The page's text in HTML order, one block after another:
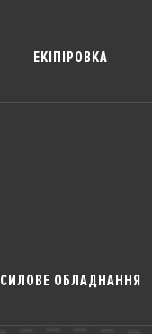
ЕКІПІРОВКА
СИЛОВЕ ОБЛАДНАННЯ